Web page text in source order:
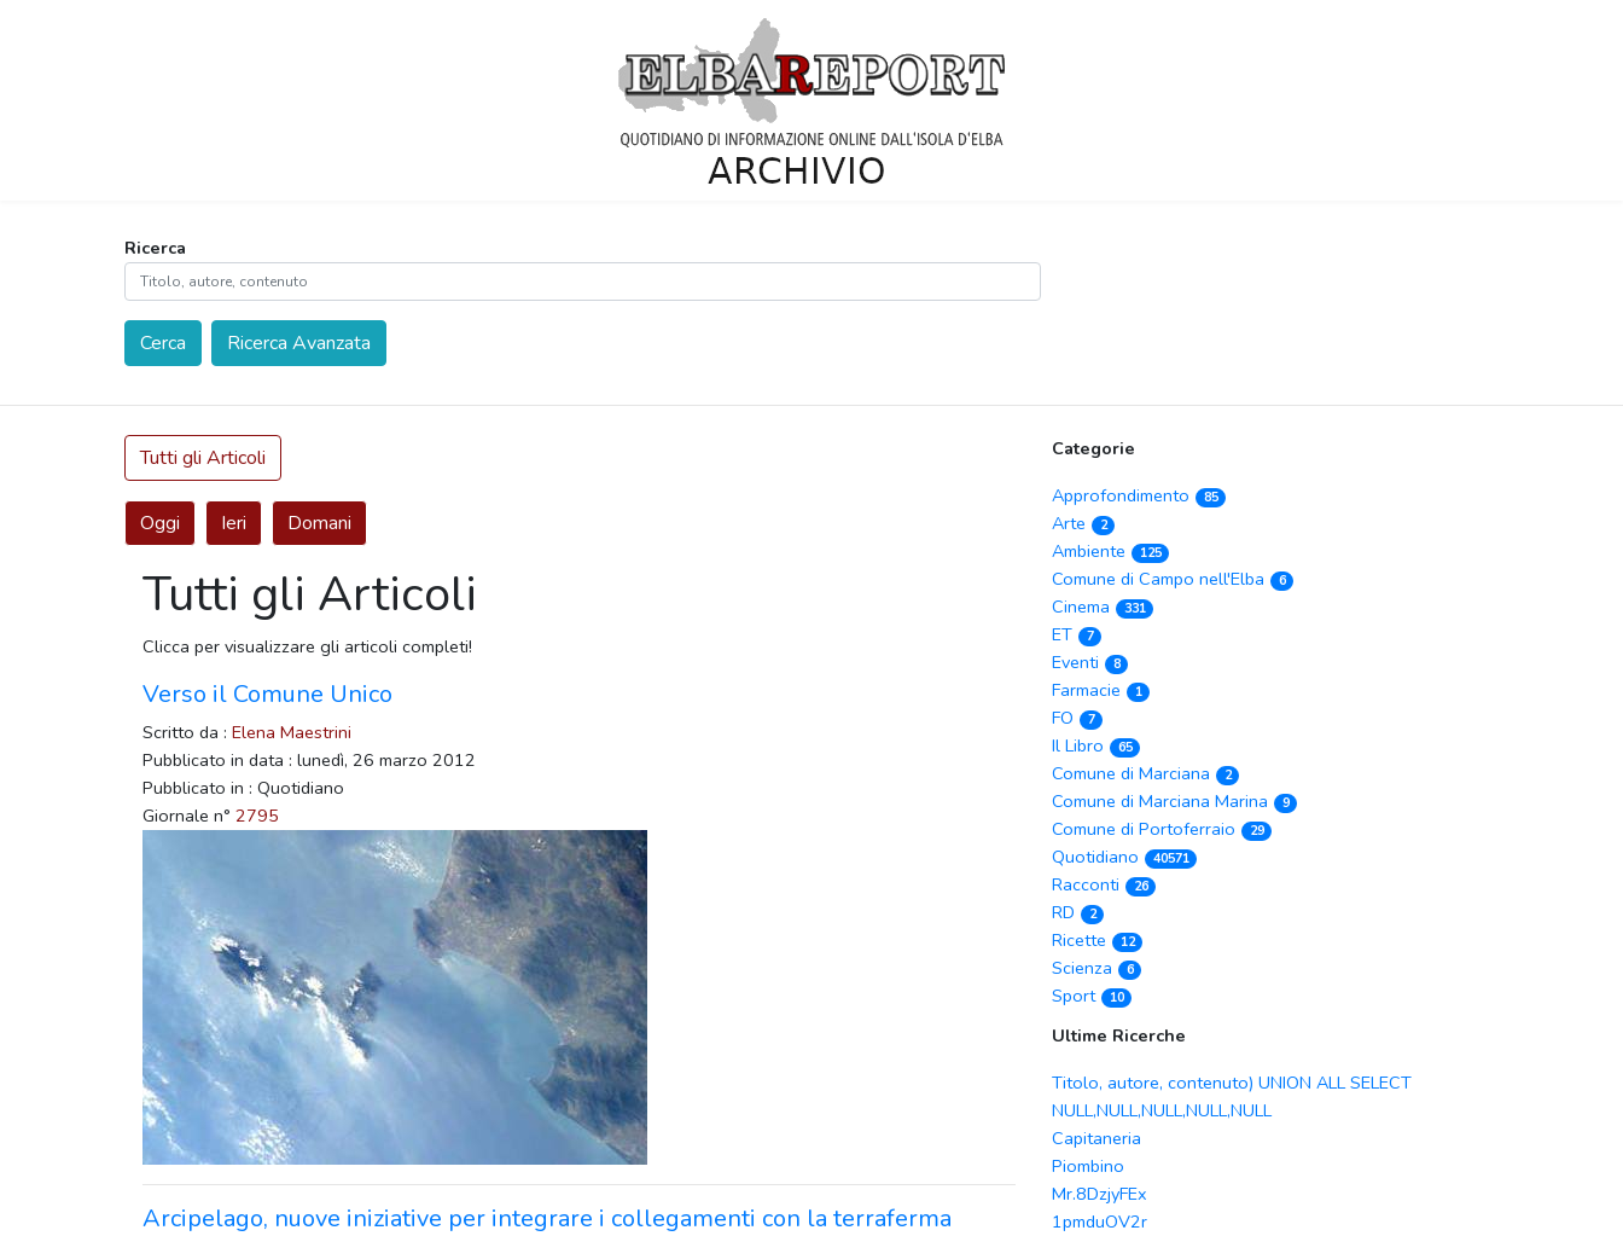
Ricerca
Cerca Ricerca Avanzata
Tutti gli Articoli
Oggi Ieri Domani
Tutti gli Articoli
Clicca per visualizzare gli articoli completi!
Verso il Comune Unico
Scritto da : Elena Maestrini
Pubblicato in data : lunedì, 26 marzo 2012
Pubblicato in : Quotidiano
Giornale n° 2795
Arcipelago, nuove iniziative per integrare i collegamenti con la terraferma
Categorie
Approfondimento
85
Arte 2
Ambiente 125
Comune di Campo nell'Elba 6
Cinema 331
ET 7
Eventi 8
Farmacie 1
FO 7
Il Libro 65
Comune di Marciana 2
Comune di Marciana Marina 9
Comune di Portoferraio 29
Quotidiano 40571
Racconti 26
RD 2
Ricette 12
Scienza 6
Sport 10
Ultime Ricerche
Titolo, autore, contenuto) UNION ALL SELECT
NULL,NULL,NULL,NULL,NULL
Capitaneria
Piombino
Mr.8DzjyFEx
1pmduOV2r